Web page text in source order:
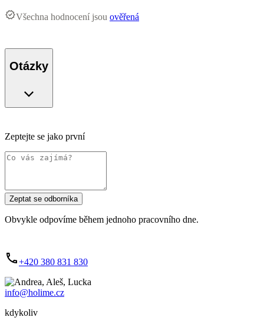
Všechna hodnocení jsou ověřená
Otázky
Zeptejte se jako první
Zeptat se odborníka
Obvykle odpovíme během jednoho pracovního dne.
+420 380 831 830
info@holime.cz
kdykoliv